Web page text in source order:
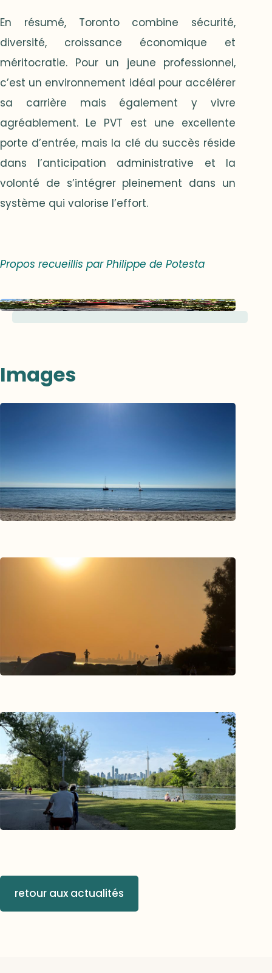
En résumé, Toronto combine sécurité,
diversité, croissance économique et
méritocratie. Pour un jeune professionnel,
c’est un environnement idéal pour accélérer
sa carrière mais également y vivre
agréablement. Le PVT est une excellente
porte d’entrée, mais la clé du succès réside
dans l’anticipation administrative et la
volonté de s’intégrer pleinement dans un
système qui valorise l’effort.
Propos recueillis par Philippe de Potesta
Images
retour aux actualités